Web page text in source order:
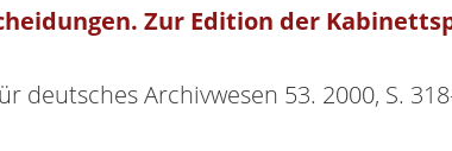
Zur Edition der
Archivwesen 53. 2000, S.